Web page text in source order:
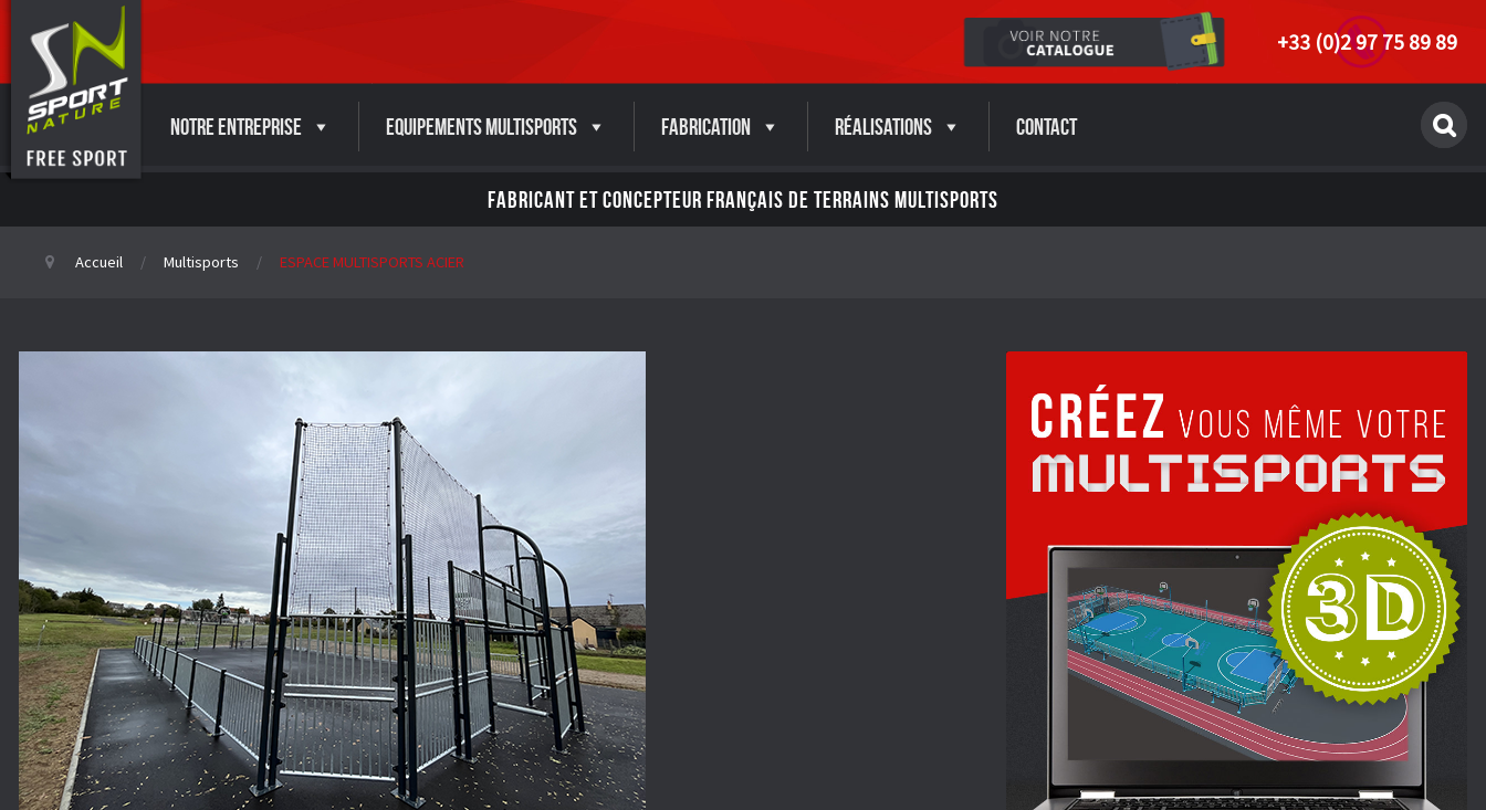
+33 (0)2 97 75 89 89
Notre entreprise Equipements Multisports Fabrication Réalisations Contact
FABRICANT ET CONCEPTEUR FRANÇAIS DE TERRAINS MULTISPORTS
Accueil Multisports ESPACE MULTISPORTS ACIER